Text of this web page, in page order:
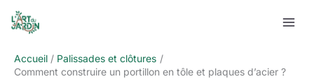
Aller
Accueil
Palissades et clôtures
Comment construire un portillon en tôle et plaques d’acier ?
Rechercher